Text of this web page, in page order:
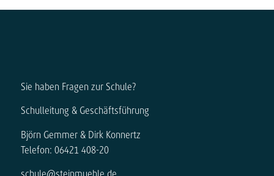
Sie haben Fragen zur Schule?
Schulleitung & Geschäftsführung
Björn Gemmer & Dirk Konnertz
Telefon: 06421 408-20